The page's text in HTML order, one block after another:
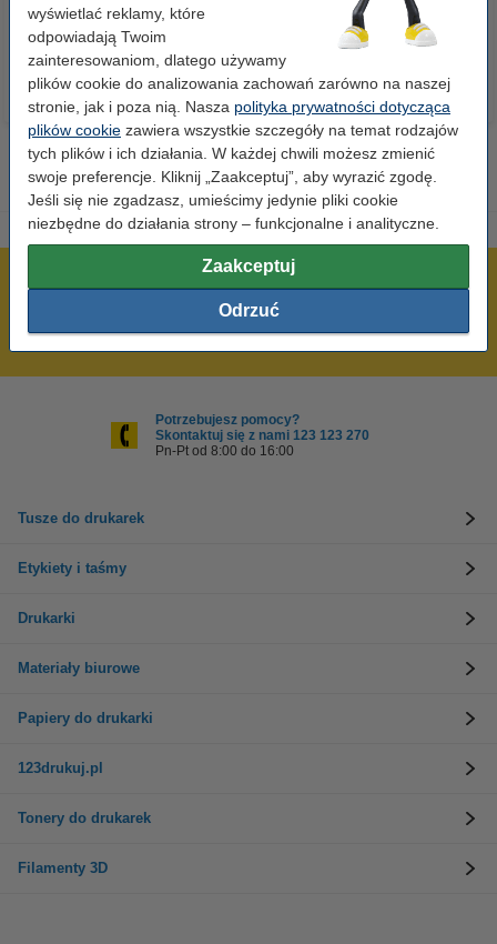
wyświetlać reklamy, które
odpowiadają Twoim
zainteresowaniom, dlatego używamy
plików cookie do analizowania zachowań zarówno na naszej
stronie, jak i poza nią. Nasza polityka prywatności dotycząca
plików cookie zawiera wszystkie szczegóły na temat rodzajów
tych plików i ich działania. W każdej chwili możesz zmienić
swoje preferencje. Kliknij „Zaakceptuj”, aby wyrazić zgodę.
Jeśli się nie zgadzasz, umieścimy jedynie pliki cookie
niezbędne do działania strony – funkcjonalne i analityczne.
Zaakceptuj
Odrzuć
23,00 zł z VAT 110,00 zł z VAT
600 tysięcy zadowolonych klientów
Potrzebujesz pomocy?
Skontaktuj się z nami 123 123 270
Pn-Pt od 8:00 do 16:00
Tusze do drukarek
Etykiety i taśmy
Drukarki
Materiały biurowe
Papiery do drukarki
123drukuj.pl
Tonery do drukarek
Filamenty 3D